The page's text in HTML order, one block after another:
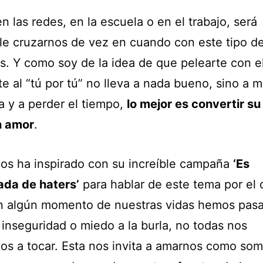
las redes, en la escuela o en el trabajo, será
cruzarnos de vez en cuando con este tipo
Y como soy de la idea de que pelearte con
al “tú por tú” no lleva a nada bueno, sino a
y a perder el tiempo, lo mejor es convertir su
amor.
ha inspirado con su increíble campaña ‘Es
de haters’ para hablar de este tema por el
algún momento de nuestras vidas hemos
o miedo a la burla, no todas nos
a tocar. Esta nos invita a amarnos como